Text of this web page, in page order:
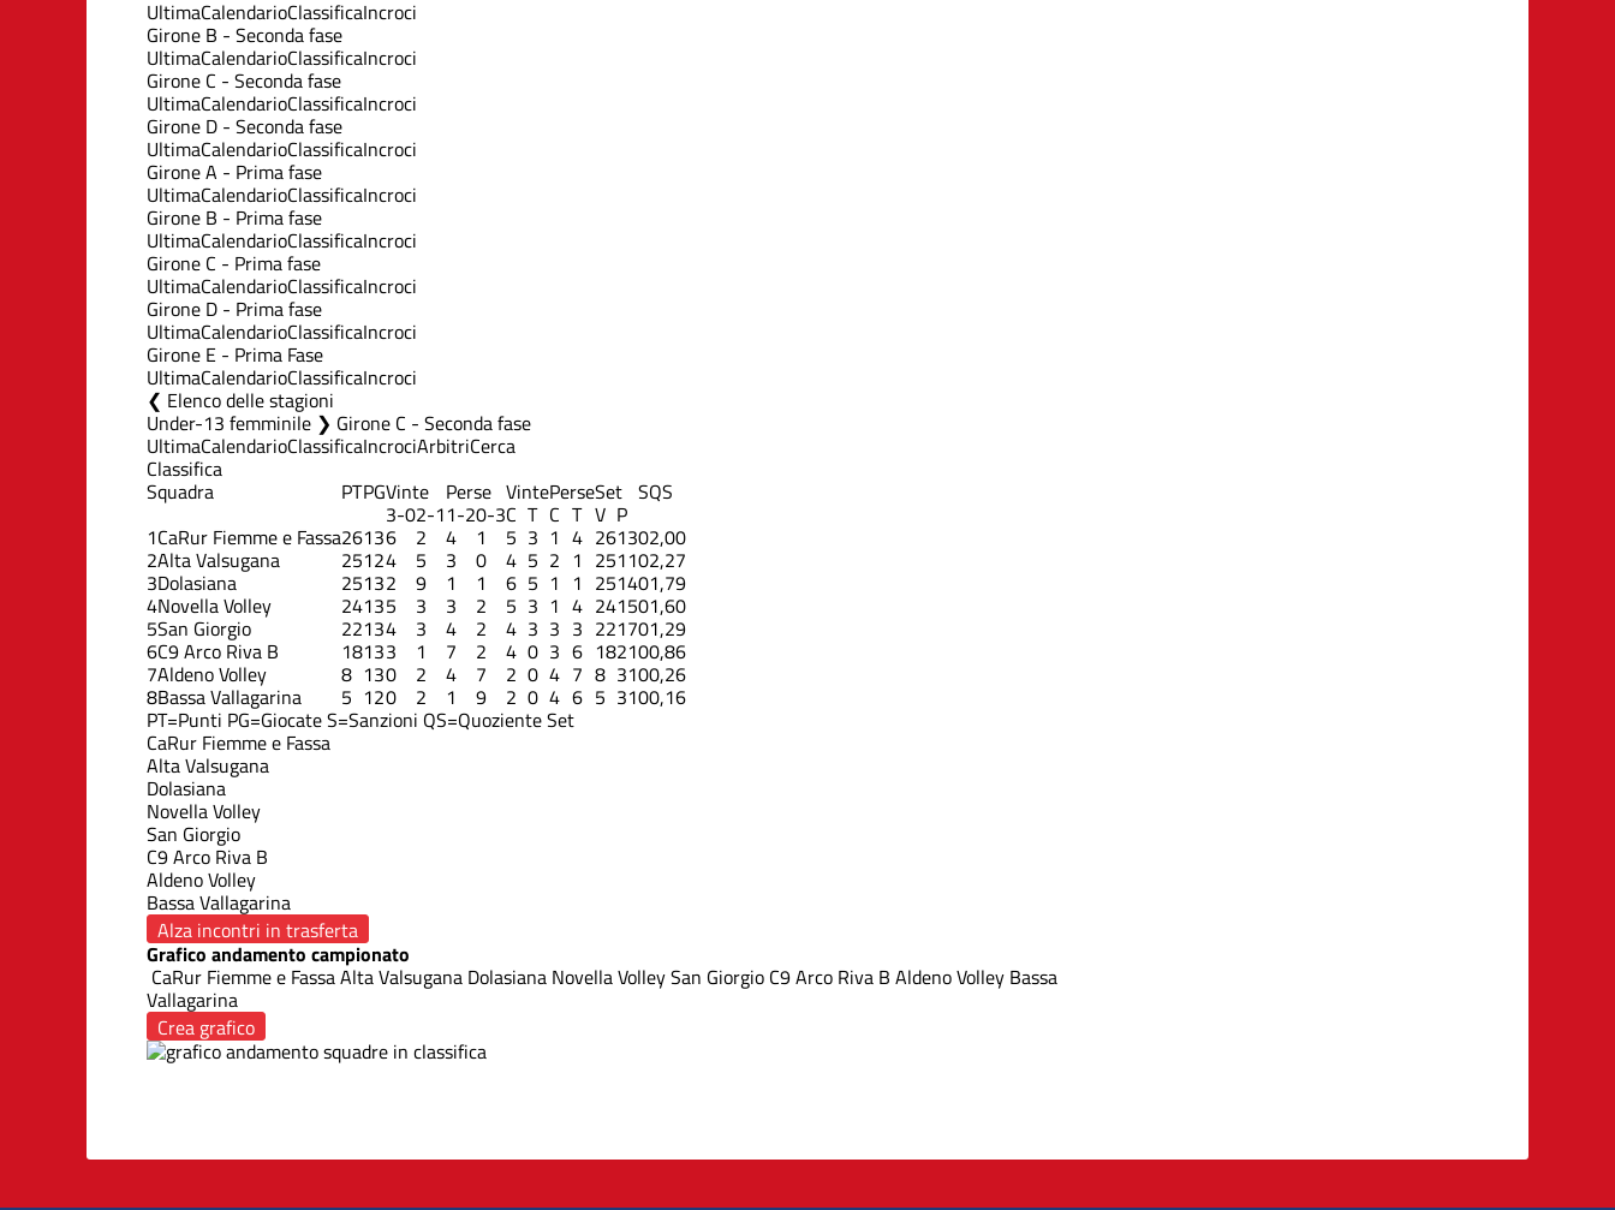
UltimaCalendarioClassificaIncroci
Girone B - Seconda fase
UltimaCalendarioClassificaIncroci
Girone C - Seconda fase
UltimaCalendarioClassificaIncroci
Girone D - Seconda fase
UltimaCalendarioClassificaIncroci
Girone A - Prima fase
UltimaCalendarioClassificaIncroci
Girone B - Prima fase
UltimaCalendarioClassificaIncroci
Girone C - Prima fase
UltimaCalendarioClassificaIncroci
Girone D - Prima fase
UltimaCalendarioClassificaIncroci
Girone E - Prima Fase
UltimaCalendarioClassificaIncroci
Elenco delle stagioni
Under-13 femminile ❯ Girone C - Seconda fase
UltimaCalendarioClassificaIncrociArbitriCerca
Classifica
Squadra PTPGVinte Perse VintePerseSet SQS
3-02-11-20-3C T C T V P
1CaRur Fiemme e Fassa26136 2 4 1 5 3 1 4 261302,00
2Alta Valsugana 25124 5 3 0 4 5 2 1 251102,27
3Dolasiana 25132 9 1 1 6 5 1 1 251401,79
4Novella Volley 24135 3 3 2 5 3 1 4 241501,60
5San Giorgio 22134 3 4 2 4 3 3 3 221701,29
6C9 Arco Riva B 18133 1 7 2 4 0 3 6 182100,86
7Aldeno Volley 8 130 2 4 7 2 0 4 7 8 3100,26
8Bassa Vallagarina 5 120 2 1 9 2 0 4 6 5 3100,16
PT=Punti PG=GiocateS=Sanzioni QS=Quoziente Set
CaRur Fiemme e Fassa
Alta Valsugana
Dolasiana
Novella Volley
San Giorgio
C9 Arco Riva B
Aldeno Volley
Bassa Vallagarina
Alza incontri in trasferta
Grafico andamento campionato
CaRur Fiemme e FassaAlta Valsugana Dolasiana Novella VolleySan Giorgio C9 Arco Riva B Aldeno Volley Bassa
Vallagarina
Crea grafico